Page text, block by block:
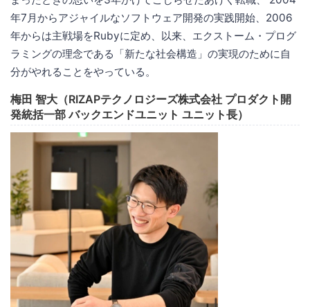
年7月からアジャイルなソフトウェア開発の実践開始、2006
年からは主戦場をRubyに定め、以来、エクストーム・プログ
ラミングの理念である「新たな社会構造」の実現のために自
分がやれることをやっている。
梅田 智大（RIZAPテクノロジーズ株式会社 プロダクト開
発統括一部 バックエンドユニット ユニット長）